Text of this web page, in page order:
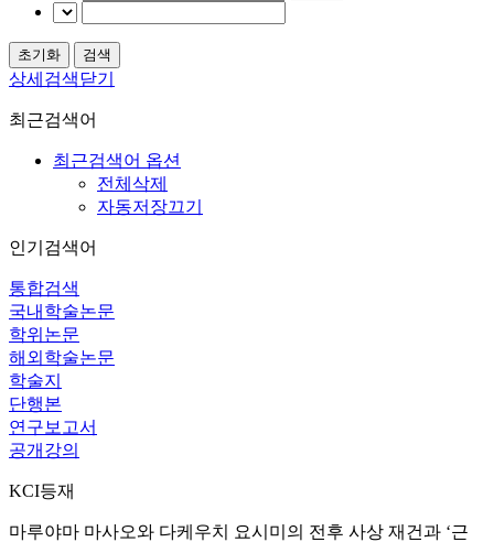
상세검색닫기
최근검색어
최근검색어 옵션
전체삭제
자동저장끄기
인기검색어
통합검색
국내학술논문
학위논문
해외학술논문
학술지
단행본
연구보고서
공개강의
KCI등재
마루야마 마사오와 다케우치 요시미의 전후 사상 재건과 ‘근